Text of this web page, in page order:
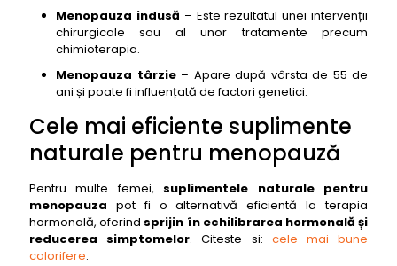
Menopauza indusă – Este rezultatul unei intervenții
chirurgicale sau al unor tratamente precum
chimioterapia.
Menopauza târzie– Apare după vârsta de 55 de
ani și poate fi influențată de factori genetici.
Cele mai eficiente suplimente
naturale pentru menopauză
Pentru multe femei, suplimentele naturale pentru
menopauza pot fi o alternativă eficientă la terapia
hormonală, oferind sprijin în echilibrarea hormonală și
reducerea simptomelor. Citeste si: cele mai bune
calorifere.